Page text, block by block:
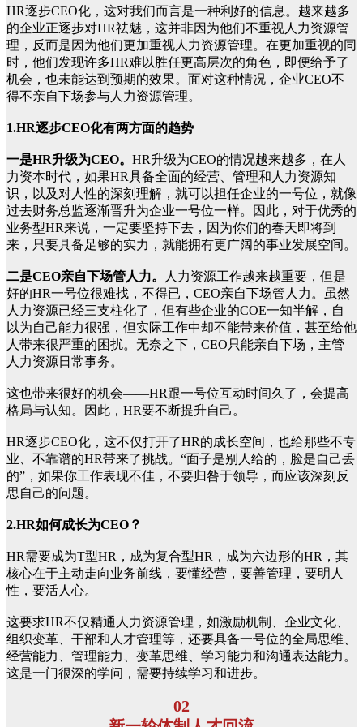
HR逐步CEO化，这对我们而言是一种利好的信息。越来越多
的企业正逐步对HR祛魅，这并非因为他们不重视人力资源管
理，反而是因为他们更加重视人力资源管理。在更加重视的同
时，他们发现许多HR难以胜任更高层次的角色，即便给予了
机会，也未能达到预期的效果。面对这种情况，企业CEO不
得不亲自下场参与人力资源管理。
1.HR逐步CEO化有两方面的趋势
一是HR升级为CEO。 HR升级为CEO的情况越来越多，在人
力资本时代，如果HR具备全面的经营、管理和人力资源知
识，以及对人性的深刻理解，就可以担任企业的一号位，就像
过去财务总监逐渐晋升为企业一号位一样。因此，对于优秀的
业务型HR来说，一定要坚持下去，因为你们的春天即将到
来，只要具备足够的实力，就能拥有更广阔的事业发展空间。
二是CEO亲自下场管人力。
人力资源工作越来越重要，但是
好的HR一号位很难找，不得已，CEO亲自下场管人力。虽然
人力资源已经三支柱化了，但有些企业的COE一知半解，自
以为自己能力很强，但实际工作中却不能带来价值，甚至给他
人带来很严重的困扰。无奈之下，CEO只能亲自下场，主管
人力资源日常事务。
这也带来很好的机会——HR跟一号位互动时间久了，会提高
格局与认知。因此，HR要不断提升自己。
HR逐步CEO化，这不仅打开了HR的成长空间，也给那些不专
业、不靠谱的HR带来了挑战。“面子是别人给的，脸是自己丢
的”，如果你工作表现不佳，不要归咎于领导，而应该深刻反
思自己的问题。
2.HR如何成长为CEO？
HR需要成为T型HR，成为复合型HR，成为六边形的HR，其
核心在于主动走向业务前线，要懂经营，要善管理，要明人
性，要活人心。
这要求HR不仅精通人力资源管理，如激励机制、企业文化、
组织变革、干部和人才管理等，还要具备一号位的全局思维、
经营能力、管理能力、变革思维、学习能力和沟通表达能力。
这是一门很深的学问，需要持续学习和进步。
02